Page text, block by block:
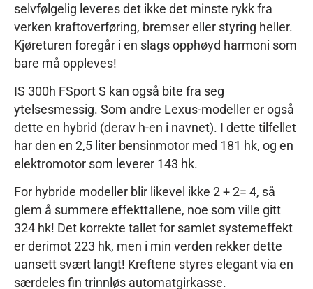
selvfølgelig leveres det ikke det minste rykk fra
verken kraftoverføring, bremser eller styring heller.
Kjøreturen foregår i en slags opphøyd harmoni som
bare må oppleves!
IS 300h FSport S kan også bite fra seg
ytelsesmessig. Som andre Lexus-modeller er også
dette en hybrid (derav h-en i navnet). I dette tilfellet
har den en 2,5 liter bensinmotor med 181 hk, og en
elektromotor som leverer 143 hk.
For hybride modeller blir likevel ikke 2 + 2= 4, så
glem å summere effekttallene, noe som ville gitt
324 hk! Det korrekte tallet for samlet systemeffekt
er derimot 223 hk, men i min verden rekker dette
uansett svært langt! Kreftene styres elegant via en
særdeles fin trinnløs automatgirkasse.